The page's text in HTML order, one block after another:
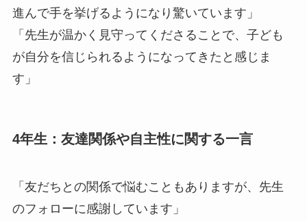
進んで手を挙げるようになり驚いています」
「先生が温かく見守ってくださることで、子ども
が自分を信じられるようになってきたと感じま
す」
4年生：友達関係や自主性に関する一言
「友だちとの関係で悩むこともありますが、先生
のフォローに感謝しています」